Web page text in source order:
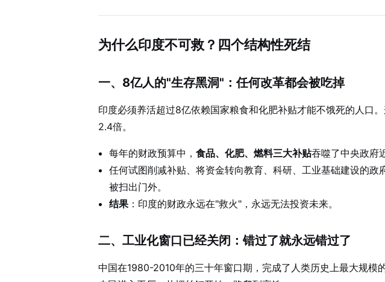
为什么印度不可救？四个结构性死结
一、8亿人的"生存黑洞"：任何改革都会被吃掉
印度必须养活超过8亿依赖国家粮食和化肥补贴才能不饿死的人口
2.4倍。
每年的财政预算中， 食品、化肥、燃料三大补贴吞噬了中央政府
任何试图削减补贴、将资金转向教育、科研、工业基础建设的政
被扫出门外。
结果 ：印度的财政永远在"救火"，永远无法投资未来。
二、工业化窗口已经关闭：错过了就永远错过了
中国在1980-2010年的三十年窗口期，完成了人类历史上最大规